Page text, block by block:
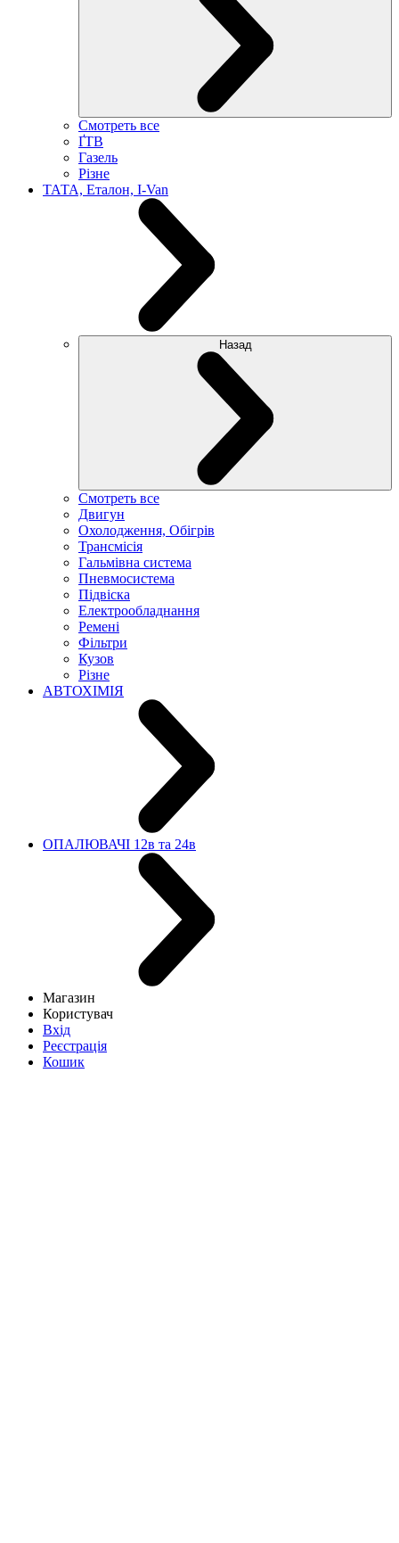
Смотреть все
ҐТВ
Газель
Різне
ТАТА, Еталон, I-Van
Назад
Смотреть все
Двигун
Охолодження, Обігрів
Трансмісія
Гальмівна система
Пневмосистема
Підвіска
Електрообладнання
Ремені
Фільтри
Кузов
Різне
АВТОХІМІЯ
ОПАЛЮВАЧІ 12в та 24в
Магазин
Користувач
Вхід
Реєстрація
Кошик